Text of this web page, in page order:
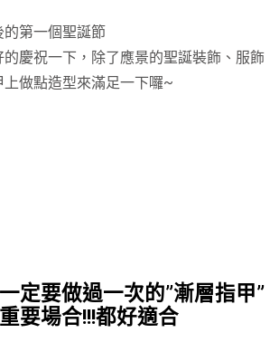
的第一個聖誕節
慶祝一下，除了應景的聖誕裝飾、服飾
做點造型來滿足一下囉~
定要做過一次的”漸層指甲”
要場合!!!都好適合